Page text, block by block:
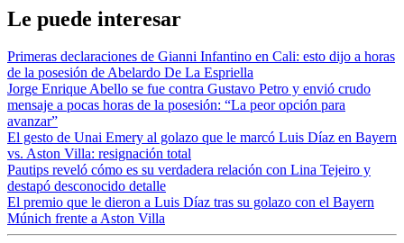
Le puede interesar
Primeras declaraciones de Gianni Infantino en Cali: esto dijo a horas
de la posesión de Abelardo De La Espriella
Jorge Enrique Abello se fue contra Gustavo Petro y envió crudo
mensaje a pocas horas de la posesión: “La peor opción para
avanzar”
El gesto de Unai Emery al golazo que le marcó Luis Díaz en Bayern
vs. Aston Villa: resignación total
Pautips reveló cómo es su verdadera relación con Lina Tejeiro y
destapó desconocido detalle
El premio que le dieron a Luis Díaz tras su golazo con el Bayern
Múnich frente a Aston Villa